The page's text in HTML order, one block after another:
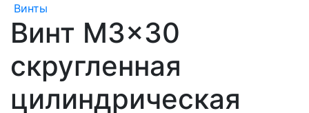
Винты
Винт M3x30
скругленная
цилиндрическая